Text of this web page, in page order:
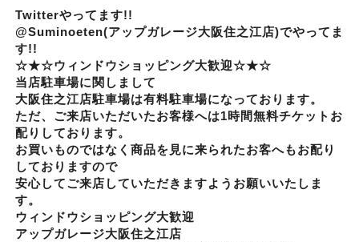
Twitterやってます!!
@Suminoeten(アップガレージ大阪住之江店)でやってま
す!!
☆★☆ウィンドウショッピング大歓迎☆★☆
当店駐車場に関しまして
大阪住之江店駐車場は有料駐車場になっております。
ただ、ご来店いただいたお客様へは1時間無料チケットお
配りしております。
お買いものではなく商品を見に来られたお客へもお配り
しておりますので
安心してご来店していただきますようお願いいたしま
す。
ウィンドウショッピング大歓迎
アップガレージ大阪住之江店